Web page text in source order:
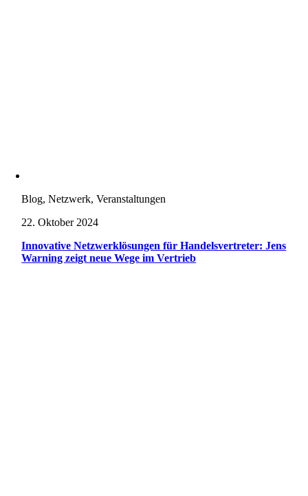
Blog, Netzwerk, Veranstaltungen
22. Oktober 2024
Innovative Netzwerklösungen für Handelsvertreter: Jens
Warning zeigt neue Wege im Vertrieb